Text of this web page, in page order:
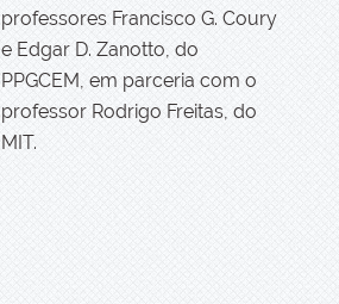
professores Francisco G. Coury
e Edgar D. Zanotto, do
PPGCEM, em parceria com o
professor Rodrigo Freitas, do
MIT.